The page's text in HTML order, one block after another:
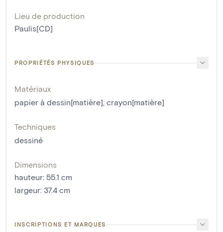
Lieu de production
Paulis[CD]
PROPRIÉTÉS PHYSIQUES
Matériaux
papier à dessin[matière], crayon[matière]
Techniques
dessiné
Dimensions
hauteur: 55.1 cm
largeur: 37.4 cm
INSCRIPTIONS ET MARQUES